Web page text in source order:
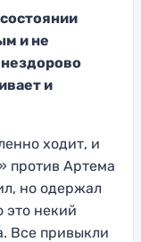
и не
нездорово
и
ходит, и
против Артема
но одержал
это некий
Все привыкли